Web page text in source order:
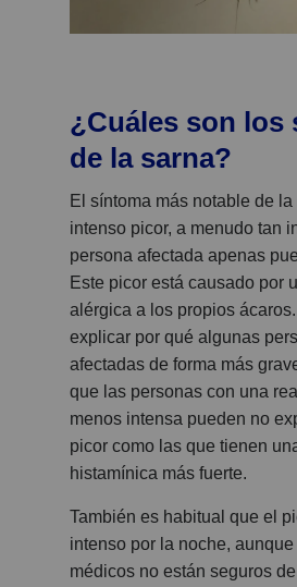
¿Cuáles son los
de la sarna?
El síntoma más notable de
intenso picor, a menudo tan
persona afectada apenas
Este picor está causado por
alérgica a los propios
explicar por qué algunas
afectadas de forma más
que las personas con una
menos intensa pueden no
picor como las que tienen
histamínica más fuerte.
También es habitual que el
intenso por la noche,
médicos no están seguros